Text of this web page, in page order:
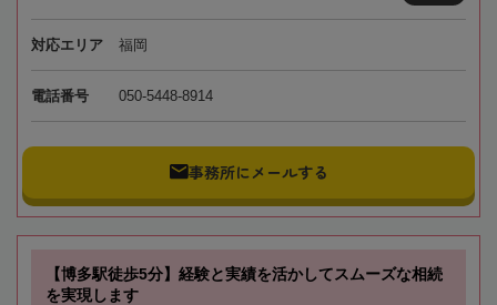
対応エリア 福岡
電話番号 050-5448-8914
事務所にメールする
【博多駅徒歩5分】経験と実績を活かしてスムーズな相続
を実現します